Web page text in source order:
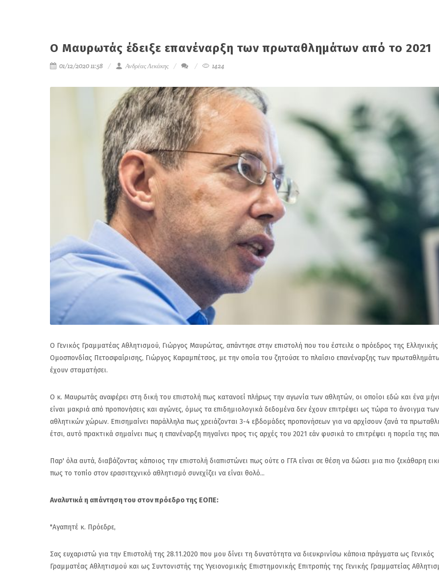
Ο Μαυρωτάς έδειξε επανέναρξη των πρωταθλημάτων από το 2021
01/12/2020 11:58 Ανδρέας Λεκάκης 1424
Ο Γενικός Γραμματέας Αθλητισμού, Γιώργος Μαυρώτας, απάντησε στην επιστολή που του έστειλε ο πρόεδρος της Ελληνικής
Ομοσπονδίας Πετοσφαίρισης, Γιώργος Καραμπέτσος, με την οποία του ζητούσε το πλαίσιο επανέναρξης των
έχουν σταματήσει.
Ο κ. Μαυρωτάς αναφέρει στη δική του επιστολή πως κατανοεί πλήρως την αγωνία των αθλητών, οι οποίοι εδώ και ένα
είναι μακριά από προπονήσεις και αγώνες, όμως τα επιδημιολογικά δεδομένα δεν έχουν επιτρέψει ως τώρα το άνοιγμα των
αθλητικών χώρων. Επισημαίνει παράλληλα πως χρειάζονται 3-4 εβδομάδες προπονήσεων για να αρχίσουν ξανά τα
έτσι, αυτό πρακτικά σημαίνει πως η επανέναρξη πηγαίνει προς τις αρχές του 2021 εάν φυσικά το επιτρέψει η πορεία της
Παρ' όλα αυτά, διαβάζοντας κάποιος την επιστολή διαπιστώνει πως ούτε ο ΓΓΑ είναι σε θέση να δώσει μια πιο ξεκάθαρη
πως το τοπίο στον ερασιτεχνικό αθλητισμό συνεχίζει να είναι θολό...
Αναλυτικά η απάντηση του στον πρόεδρο της ΕΟΠΕ:
"Αγαπητέ κ. Πρόεδρε,
Σας ευχαριστώ για την Επιστολή της 28.11.2020 που μου δίνει τη δυνατότητα να διευκρινίσω κάποια πράγματα ως Γενικός
Γραμματέας Αθλητισμού και ως Συντονιστής της Υγειονομικής Επιστημονικής Επιτροπής της Γενικής Γραμματείας